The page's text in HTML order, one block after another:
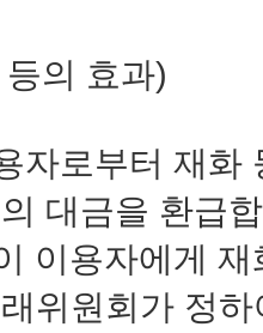
의 효과)
자로부터 재화
대금을 환급
이용자에게
위원회가 정